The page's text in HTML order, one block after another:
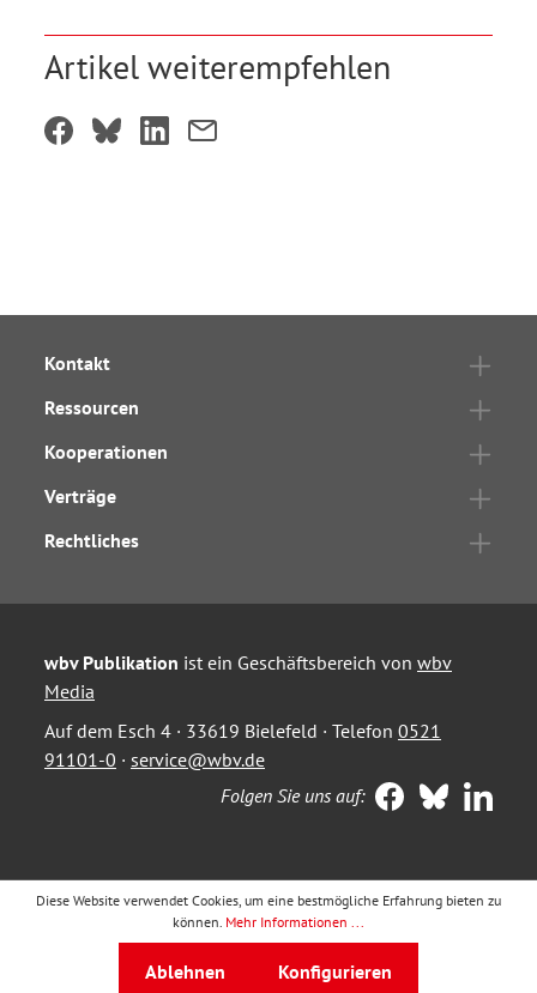
Artikel weiterempfehlen
Kontakt
Ressourcen
Kooperationen
Verträge
Rechtliches
wbv Publikation ist ein Geschäftsbereich von wbv
Media
Auf dem Esch 4 · 33619 Bielefeld · Telefon 0521
91101-0 · service@wbv.de
Folgen Sie uns auf:
Diese Website verwendet Cookies, um eine bestmögliche Erfahrung bieten zu
können. Mehr Informationen ...
Ablehnen Konfigurieren